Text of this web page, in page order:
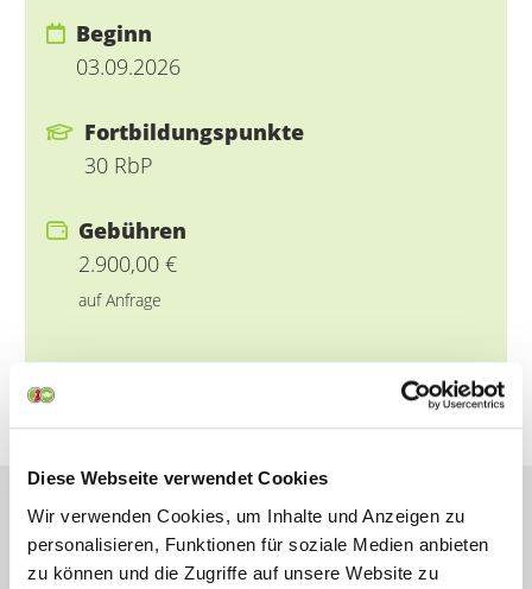
Diese Webseite verwendet Cookies
Wir verwenden Cookies, um Inhalte und Anzeigen zu
personalisieren, Funktionen für soziale Medien anbieten
zu können und die Zugriffe auf unsere Website zu
Beginn
03.09.2026
Fortbildungspunkte
30 RbP
Gebühren
2.900,00 €
auf Anfrage
Fachweiterbildung Akutstationäre Pflege